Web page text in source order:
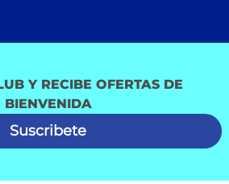
Y RECIBE OFERTAS DE
BIENVENIDA
Suscribete